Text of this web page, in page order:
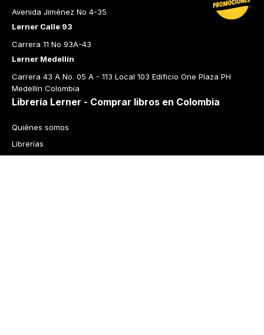
Avenida Jiménez No 4-35
Lerner Calle 93
Carrera 11 No 93A-43
Lerner Medellín
Carrera 43 A No. 05 A - 113 Local 103 Edificio One Plaza PH
Medellín Colombia
Librería Lerner - Comprar libros en Colombia
Quiénes somos
Librerías